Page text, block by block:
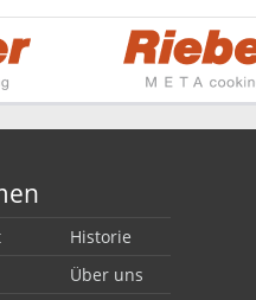
Historie
Über uns